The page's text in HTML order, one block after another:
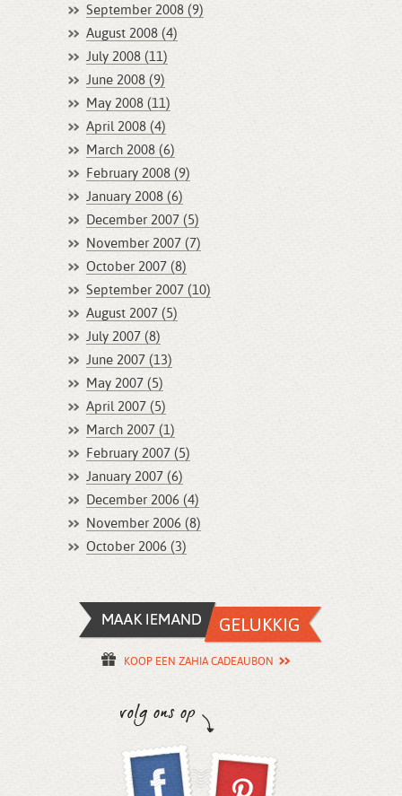
September 2008 (9)
August 2008 (4)
July 2008 (11)
June 2008 (9)
May 2008 (11)
April 2008 (4)
March 2008 (6)
February 2008 (9)
January 2008 (6)
December 2007 (5)
November 2007 (7)
October 2007 (8)
September 2007 (10)
August 2007 (5)
July 2007 (8)
June 2007 (13)
May 2007 (5)
April 2007 (5)
March 2007 (1)
February 2007 (5)
January 2007 (6)
December 2006 (4)
November 2006 (8)
October 2006 (3)
KOOP EEN ZAHIA CADEAUBON